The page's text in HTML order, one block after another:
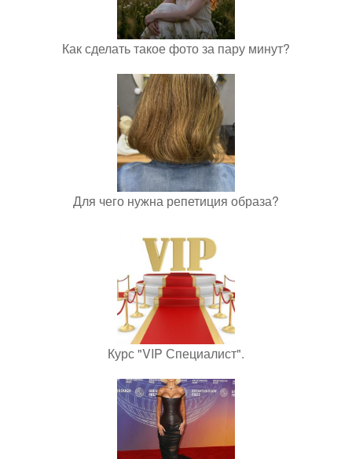
Как сделать такое фото за пару минут?
Для чего нужна репетиция образа?
Курс "VIP Специалист".